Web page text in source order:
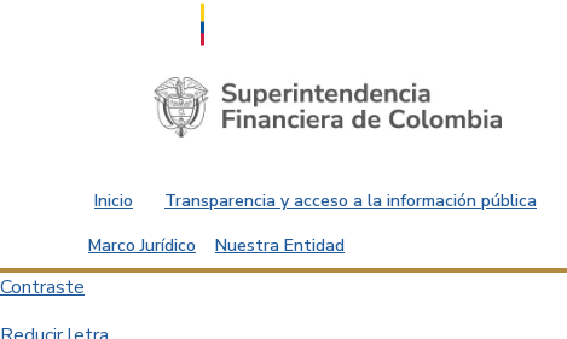
Saltar al contenido principal
Inicio Transparencia y acceso a la información pública
Marco Jurídico
Nuestra Entidad
Contraste